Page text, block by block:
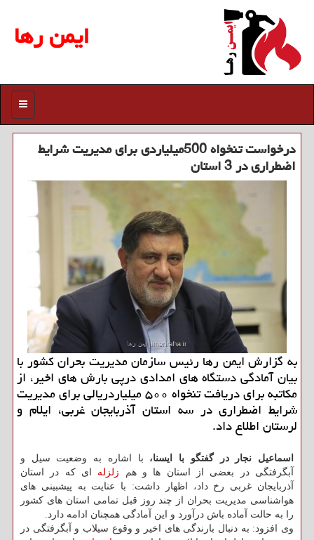
ایمن رها
منو
درخواست تنخواه 500میلیاردی برای مدیریت شرایط
اضطراری در 3 استان
به گزارش ایمن رها رئیس سازمان مدیریت بحران كشور با
بیان آمادگی دستگاه های امدادی درپی بارش های اخیر، از
مكاتبه برای دریافت تنخواه ۵۰۰ میلیاردریالی برای مدیریت
شرایط اضطراری در سه استان آذربایجان غربی، ایلام و
لرستان اطلاع داد.
اسماعیل نجار در گفتگو با ایسنا، با اشاره به وضعیت سیل و
آبگرفتگی در بعضی از استان ها و هم زلزله ای كه در استان
آذربایجان غربی رخ داد، اظهار داشت: با عنایت به پیشبینی های
هواشناسی مدیریت بحران از چند روز قبل تمامی استان های كشور
را به حالت آماده باش درآورد و این آمادگی همچنان ادامه دارد.
وی افزود: به دنبال بارندگی های اخیر و وقوع سیلاب و آبگرفتگی در